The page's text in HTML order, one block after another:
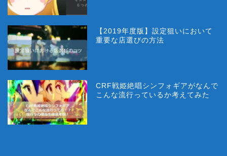
【2019年度版】設定狙いにおいて
重要な店選びの方法
CRF戦姫絶唱シンフォギアがなんで
こんな流行っているか考えてみた